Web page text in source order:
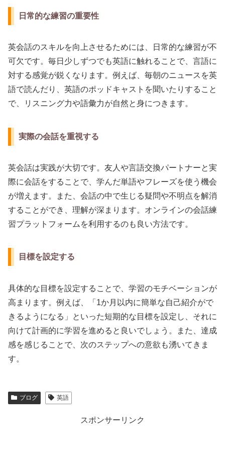
日常的な練習の重要性
英会話のスキルを向上させるためには、日常的な練習が不
可欠です。毎日少しずつでも英語に触れることで、言語に
対する感覚が鋭くなります。例えば、毎朝のニュースを英
語で読んだり、英語のポッドキャストを聞いたりすること
で、リスニング力や語彙力が自然と身につきます。
実際の会話を重視する
英会話は実践が大切です。友人や言語交換パートナーと実
際に会話をすることで、学んだ単語やフレーズを使う機会
が増えます。また、会話の中で生じる疑問や不明点を解消
することができ、理解が深まります。オンラインの会話練
習プラットフォームを利用するのも良い方法です。
目標を設定する
具体的な目標を設定することで、学習のモチベーションが
高まります。例えば、「1か月以内に簡単な自己紹介がで
きるようになる」といった短期的な目標を設定し、それに
向けて計画的に学習を進めると良いでしょう。また、達成
感を感じることで、次のステップへの意欲も湧いてきま
す。
ブログ 英語
スポンサーリンク